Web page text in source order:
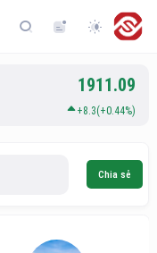
1911.09
+8.3(+0.44%)
Chia sẻ